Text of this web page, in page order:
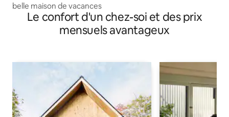
belle maison de vacances
Le confort d'un chez-soi et des prix
mensuels avantageux